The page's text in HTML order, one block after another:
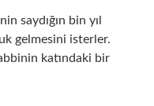
saydığın bin yıl
gelmesini isterler.
katındaki bir